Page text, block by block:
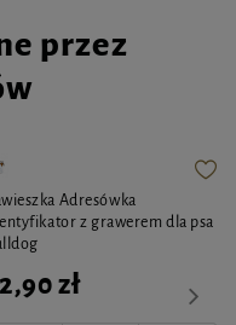
przez
Adresówka
z grawerem dla psa
zł